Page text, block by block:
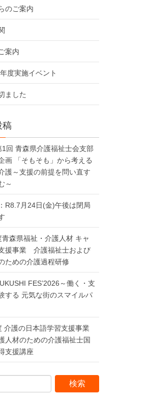
のご案内
案内
度実施イベント
ました
稿
1回 青森県介護福祉士会支部
画 「そもそも」から考える
護～支援の前提を問い直す
～
R8.7月24日(金)午後は閉局
森県福祉・介護人材 キャ
援事業 介護福祉士および
ための介護過程研修
FES’2026～働く・支
する 元気な街のスマイルパ
介護の日本語学習支援事業
人材のための介護福祉士国
支援講座